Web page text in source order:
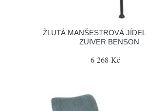
ŽLUTÁ MANŠESTROVÁ
ZUIVER BENSON
6 268 Kč